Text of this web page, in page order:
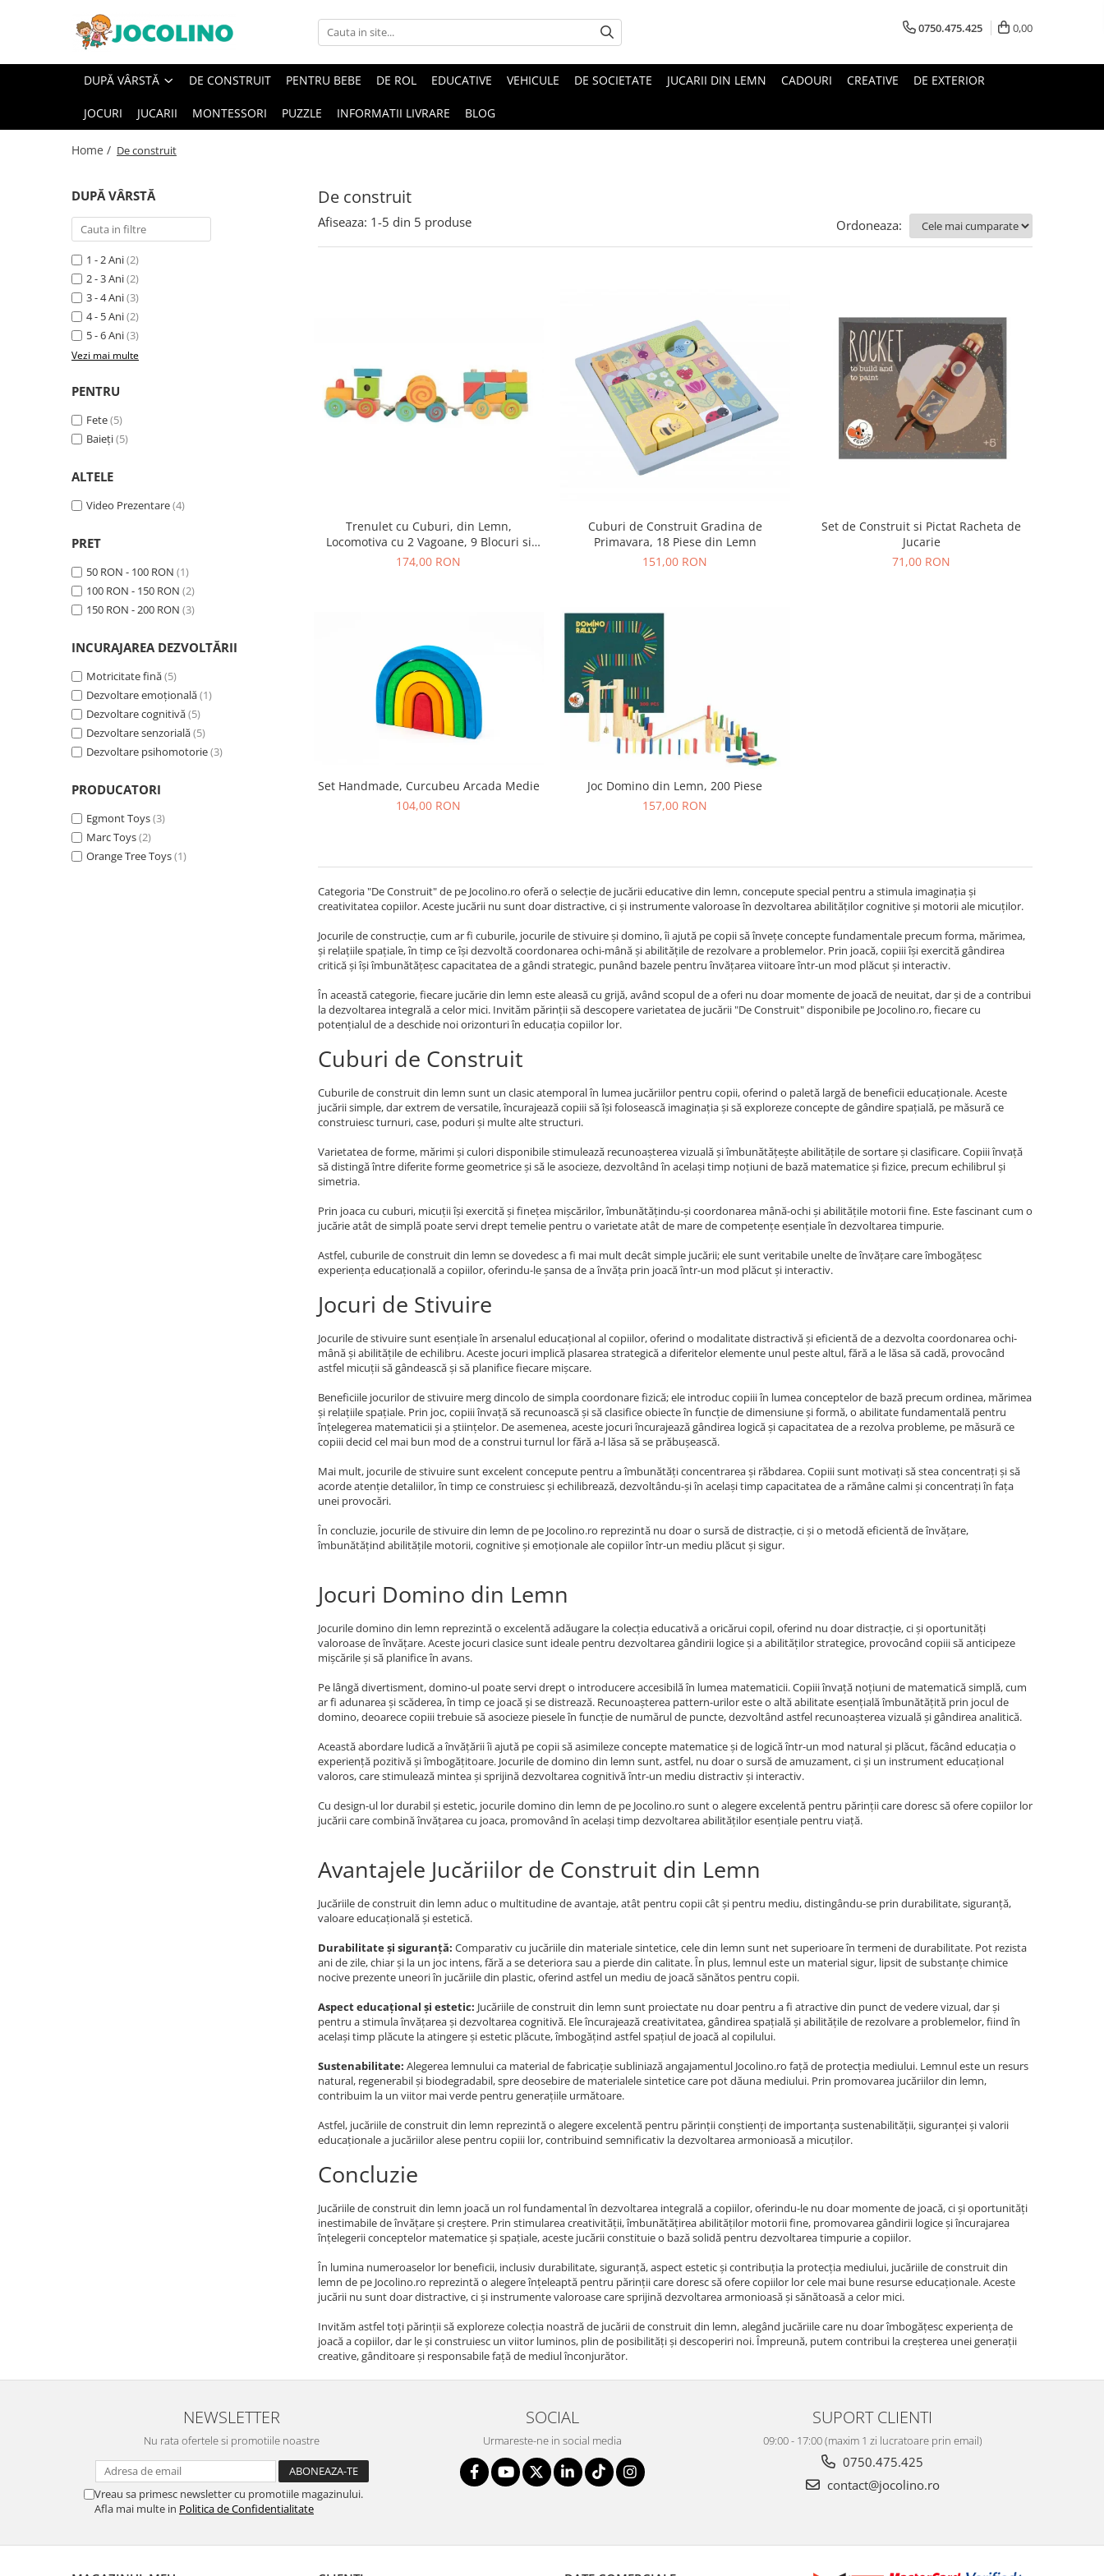
După Vârstă
0750.475.425 0,00
DUPĂ VÂRSTĂ DE CONSTRUIT PENTRU BEBE DE ROL EDUCATIVE VEHICULE DE SOCIETATE JUCARII DIN LEMN CADOURI CREATIVE DE EXTERIOR
JOCURI JUCARII MONTESSORI PUZZLE INFORMATII LIVRARE BLOG
Home / De construit
De construit
DUPĂ VÂRSTĂ
1 - 2 Ani(2)
2 - 3 Ani(2)
3 - 4 Ani(3)
4 - 5 Ani(2)
5 - 6 Ani(3)
Vezi mai multe
PENTRU
Fete(5)
Baieți(5)
ALTELE
Video Prezentare(4)
PRET
50 RON - 100 RON (1)
100 RON - 150 RON (2)
150 RON - 200 RON (3)
INCURAJAREA DEZVOLTĂRII
Motricitate fină(5)
Dezvoltare emoțională(1)
Dezvoltare cognitivă(5)
Dezvoltare senzorială(5)
Dezvoltare psihomotorie(3)
PRODUCATORI
Egmont Toys(3)
Marc Toys(2)
Orange Tree Toys(1)
Afiseaza: 1-5 din 5 produse Ordoneaza:
Trenulet cu Cuburi, din Lemn,
Locomotiva cu 2 Vagoane, 9 Blocuri si
Clopotel, 12+ Luni
174,00 RON
Cuburi de Construit Gradina de
Primavara, 18 Piese din Lemn
151,00 RON
Set de Construit si Pictat Racheta de
Jucarie
71,00 RON
Set Handmade, Curcubeu Arcada Medie
104,00 RON
Joc Domino din Lemn, 200 Piese
157,00 RON
Categoria "De Construit" de pe Jocolino.ro oferă o selecție de jucării educative din lemn, concepute special pentru a stimula imaginația și
creativitatea copiilor. Aceste jucării nu sunt doar distractive, ci și instrumente valoroase în dezvoltarea abilităților cognitive și motorii ale micuților.
Jocurile de construcție, cum ar fi cuburile, jocurile de stivuire și domino, îi ajută pe copii să învețe concepte fundamentale precum forma, mărimea,
și relațiile spațiale, în timp ce își dezvoltă coordonarea ochi-mână și abilitățile de rezolvare a problemelor. Prin joacă, copiii își exercită gândirea
critică și își îmbunătățesc capacitatea de a gândi strategic, punând bazele pentru învățarea viitoare într-un mod plăcut și interactiv.
În această categorie, fiecare jucărie din lemn este aleasă cu grijă, având scopul de a oferi nu doar momente de joacă de neuitat, dar și de a contribui
la dezvoltarea integrală a celor mici. Invităm părinții să descopere varietatea de jucării "De Construit" disponibile pe Jocolino.ro, fiecare cu
potențialul de a deschide noi orizonturi în educația copiilor lor.
Cuburi de Construit
Cuburile de construit din lemn sunt un clasic atemporal în lumea jucăriilor pentru copii, oferind o paletă largă de beneficii educaționale. Aceste
jucării simple, dar extrem de versatile, încurajează copiii să își folosească imaginația și să exploreze concepte de gândire spațială, pe măsură ce
construiesc turnuri, case, poduri și multe alte structuri.
Varietatea de forme, mărimi și culori disponibile stimulează recunoașterea vizuală și îmbunătățește abilitățile de sortare și clasificare. Copiii învață
să distingă între diferite forme geometrice și să le asocieze, dezvoltând în același timp noțiuni de bază matematice și fizice, precum echilibrul și
simetria.
Prin joaca cu cuburi, micuții își exercită și finețea mișcărilor, îmbunătățindu-și coordonarea mână-ochi și abilitățile motorii fine. Este fascinant cum o
jucărie atât de simplă poate servi drept temelie pentru o varietate atât de mare de competențe esențiale în dezvoltarea timpurie.
Astfel, cuburile de construit din lemn se dovedesc a fi mai mult decât simple jucării; ele sunt veritabile unelte de învățare care îmbogățesc
experiența educațională a copiilor, oferindu-le șansa de a învăța prin joacă într-un mod plăcut și interactiv.
Jocuri de Stivuire
Jocurile de stivuire sunt esențiale în arsenalul educațional al copiilor, oferind o modalitate distractivă și eficientă de a dezvolta coordonarea ochi-
mână și abilitățile de echilibru. Aceste jocuri implică plasarea strategică a diferitelor elemente unul peste altul, fără a le lăsa să cadă, provocând
astfel micuții să gândească și să planifice fiecare mișcare.
Beneficiile jocurilor de stivuire merg dincolo de simpla coordonare fizică; ele introduc copiii în lumea conceptelor de bază precum ordinea, mărimea
și relațiile spațiale. Prin joc, copiii învață să recunoască și să clasifice obiecte în funcție de dimensiune și formă, o abilitate fundamentală pentru
înțelegerea matematicii și a științelor. De asemenea, aceste jocuri încurajează gândirea logică și capacitatea de a rezolva probleme, pe măsură ce
copiii decid cel mai bun mod de a construi turnul lor fără a-l lăsa să se prăbușească.
Mai mult, jocurile de stivuire sunt excelent concepute pentru a îmbunătăți concentrarea și răbdarea. Copiii sunt motivați să stea concentrați și să
acorde atenție detaliilor, în timp ce construiesc și echilibrează, dezvoltându-și în același timp capacitatea de a rămâne calmi și concentrați în fața
unei provocări.
În concluzie, jocurile de stivuire din lemn de pe Jocolino.ro reprezintă nu doar o sursă de distracție, ci și o metodă eficientă de învățare,
îmbunătățind abilitățile motorii, cognitive și emoționale ale copiilor într-un mediu plăcut și sigur.
Jocuri Domino din Lemn
Jocurile domino din lemn reprezintă o excelentă adăugare la colecția educativă a oricărui copil, oferind nu doar distracție, ci și oportunități
valoroase de învățare. Aceste jocuri clasice sunt ideale pentru dezvoltarea gândirii logice și a abilităților strategice, provocând copiii să anticipeze
mișcările și să planifice în avans.
Pe lângă divertisment, domino-ul poate servi drept o introducere accesibilă în lumea matematicii. Copiii învață noțiuni de matematică simplă, cum
ar fi adunarea și scăderea, în timp ce joacă și se distrează. Recunoașterea pattern-urilor este o altă abilitate esențială îmbunătățită prin jocul de
domino, deoarece copiii trebuie să asocieze piesele în funcție de numărul de puncte, dezvoltând astfel recunoașterea vizuală și gândirea analitică.
Această abordare ludică a învățării îi ajută pe copii să asimileze concepte matematice și de logică într-un mod natural și plăcut, făcând educația o
experiență pozitivă și îmbogățitoare. Jocurile de domino din lemn sunt, astfel, nu doar o sursă de amuzament, ci și un instrument educațional
valoros, care stimulează mintea și sprijină dezvoltarea cognitivă într-un mediu distractiv și interactiv.
Cu design-ul lor durabil și estetic, jocurile domino din lemn de pe Jocolino.ro sunt o alegere excelentă pentru părinții care doresc să ofere copiilor lor
jucării care combină învățarea cu joaca, promovând în același timp dezvoltarea abilităților esențiale pentru viață.
Avantajele Jucăriilor de Construit din Lemn
Jucăriile de construit din lemn aduc o multitudine de avantaje, atât pentru copii cât și pentru mediu, distingându-se prin durabilitate, siguranță,
valoare educațională și estetică.
Durabilitate și siguranță: Comparativ cu jucăriile din materiale sintetice, cele din lemn sunt net superioare în termeni de durabilitate. Pot rezista
ani de zile, chiar și la un joc intens, fără a se deteriora sau a pierde din calitate. În plus, lemnul este un material sigur, lipsit de substanțe chimice
nocive prezente uneori în jucăriile din plastic, oferind astfel un mediu de joacă sănătos pentru copii.
Aspect educațional și estetic: Jucăriile de construit din lemn sunt proiectate nu doar pentru a fi atractive din punct de vedere vizual, dar și
pentru a stimula învățarea și dezvoltarea cognitivă. Ele încurajează creativitatea, gândirea spațială și abilitățile de rezolvare a problemelor, fiind în
același timp plăcute la atingere și estetic plăcute, îmbogățind astfel spațiul de joacă al copilului.
Sustenabilitate: Alegerea lemnului ca material de fabricație subliniază angajamentul Jocolino.ro față de protecția mediului. Lemnul este un resurs
natural, regenerabil și biodegradabil, spre deosebire de materialele sintetice care pot dăuna mediului. Prin promovarea jucăriilor din lemn,
contribuim la un viitor mai verde pentru generațiile următoare.
Astfel, jucăriile de construit din lemn reprezintă o alegere excelentă pentru părinții conștienți de importanța sustenabilității, siguranței și valorii
educaționale a jucăriilor alese pentru copiii lor, contribuind semnificativ la dezvoltarea armonioasă a micuților.
Concluzie
Jucăriile de construit din lemn joacă un rol fundamental în dezvoltarea integrală a copiilor, oferindu-le nu doar momente de joacă, ci și oportunități
inestimabile de învățare și creștere. Prin stimularea creativității, îmbunătățirea abilităților motorii fine, promovarea gândirii logice și încurajarea
înțelegerii conceptelor matematice și spațiale, aceste jucării constituie o bază solidă pentru dezvoltarea timpurie a copiilor.
În lumina numeroaselor lor beneficii, inclusiv durabilitate, siguranță, aspect estetic și contribuția la protecția mediului, jucăriile de construit din
lemn de pe Jocolino.ro reprezintă o alegere înțeleaptă pentru părinții care doresc să ofere copiilor lor cele mai bune resurse educaționale. Aceste
jucării nu sunt doar distractive, ci și instrumente valoroase care sprijină dezvoltarea armonioasă și sănătoasă a celor mici.
Invităm astfel toți părinții să exploreze colecția noastră de jucării de construit din lemn, alegând jucăriile care nu doar îmbogățesc experiența de
joacă a copiilor, dar le și construiesc un viitor luminos, plin de posibilități și descoperiri noi. Împreună, putem contribui la creșterea unei generații
creative, gânditoare și responsabile față de mediul înconjurător.
NEWSLETTER
Nu rata ofertele si promotiile noastre
Vreau sa primesc newsletter cu promotiile magazinului.
Afla mai multe in Politica de Confidentialitate
SOCIAL
Urmareste-ne in social media
SUPORT CLIENTI
09:00 - 17:00 (maxim 1 zi lucratoare prin email)
0750.475.425
contact@jocolino.ro